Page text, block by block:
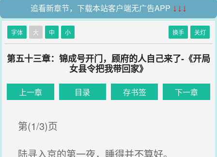
追看新章节，下载本站客户端无广告APP ↓↓↓
字体 大 中 小 换手 关灯
第五十三章：锦成号开门，顾府的人自己来了-《开局
女县令把我带回家》
上一章 目录 存书签 下一章
第(1/3)页
陆寻入京的第一夜，睡得并不算好。